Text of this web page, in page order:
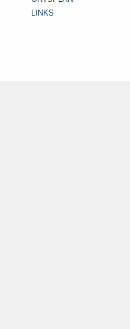
LINKS